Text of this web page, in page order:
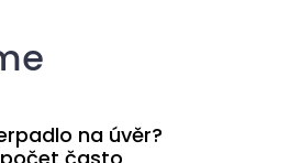
na úvěr?